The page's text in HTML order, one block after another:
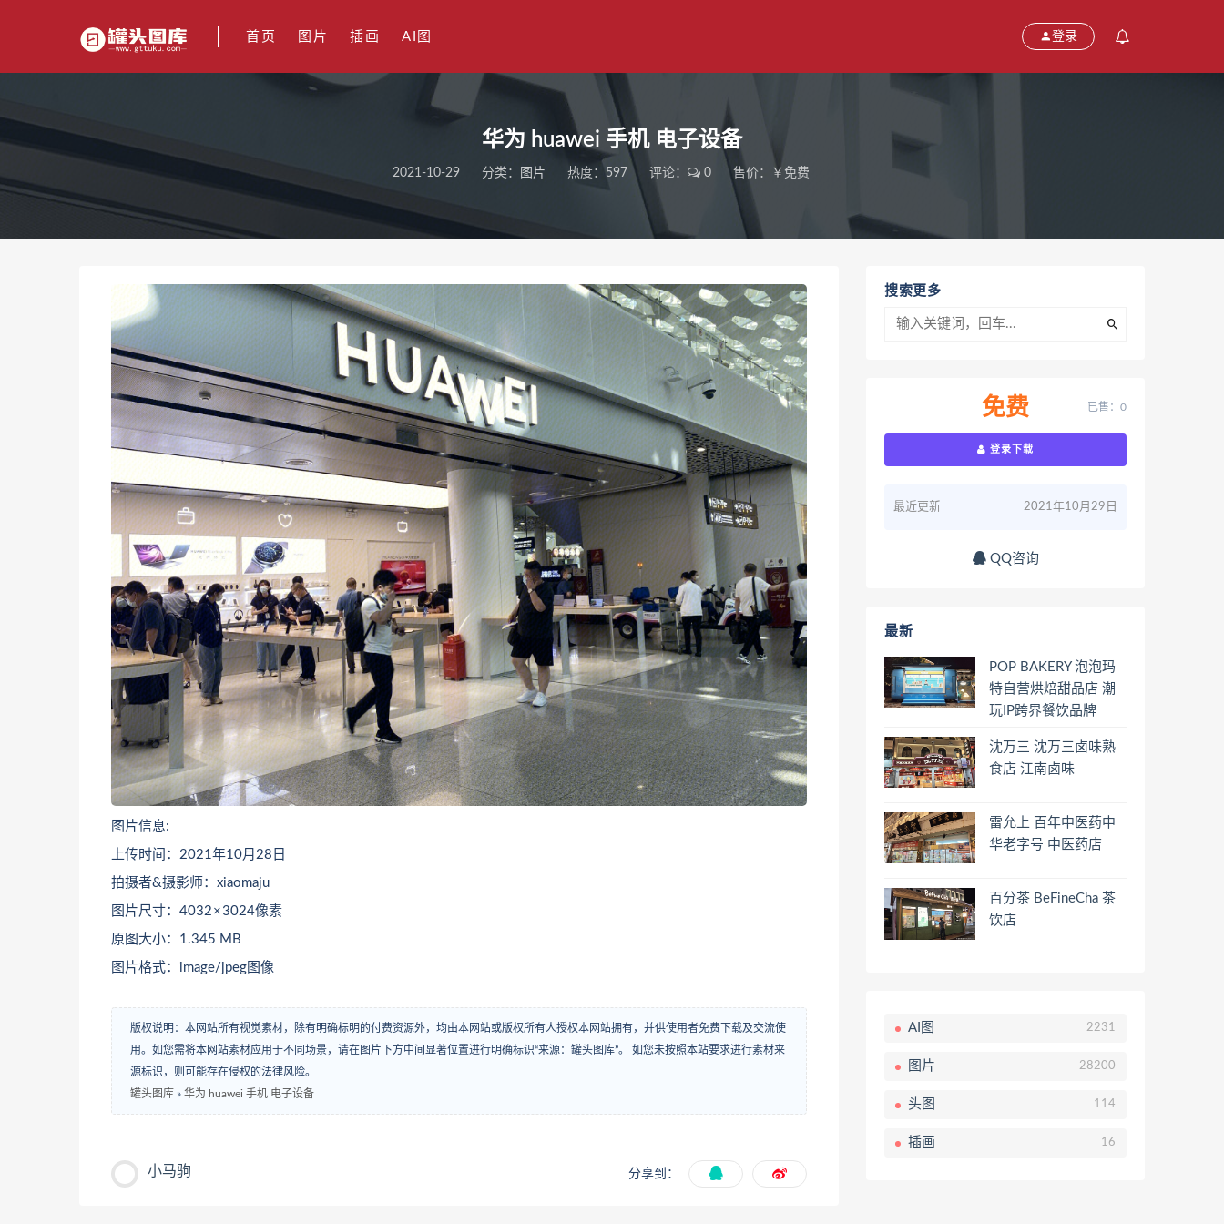
首页 图片 插画 AI图 登录
华为 huawei 手机 电子设备
2021-10-29 分类： 图片 热度：597 评论： 0 售价：￥免费
图片信息:
上传时间：2021年10月28日
拍摄者&摄影师：xiaomaju
图片尺寸：4032 × 3024像素
原图大小：1.345 MB
图片格式：image/jpeg图像
版权说明：本网站所有视觉素材，除有明确标明的付费资源外，均由本网站或版权所有人授权本网站拥有，并供使用者免费下载及交流使
用。如您需将本网站素材应用于不同场景，请在图片下方中间显著位置进行明确标识“来源：罐头图库”。 如您未按照本站要求进行素材来
源标识，则可能存在侵权的法律风险。
罐头图库 » 华为 huawei 手机 电子设备
小马驹 分享到：
搜索更多
免费 已售：0
登录下载
最近更新 2021年10月29日
QQ咨询
最新
POP BAKERY 泡泡玛
特自营烘焙甜品店 潮
玩IP跨界餐饮品牌
沈万三 沈万三卤味熟
食店 江南卤味
雷允上 百年中医药中
华老字号 中医药店
百分茶 BeFineCha 茶
饮店
AI图 2231
图片 28200
头图 114
插画 16